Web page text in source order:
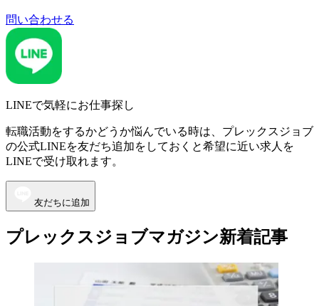
問い合わせる
LINEで気軽にお仕事探し
転職活動をするかどうか悩んでいる時は、プレックスジョブ
の公式LINEを友だち追加をしておくと希望に近い求人を
LINEで受け取れます。
友だちに追加
プレックスジョブマガジン新着記事